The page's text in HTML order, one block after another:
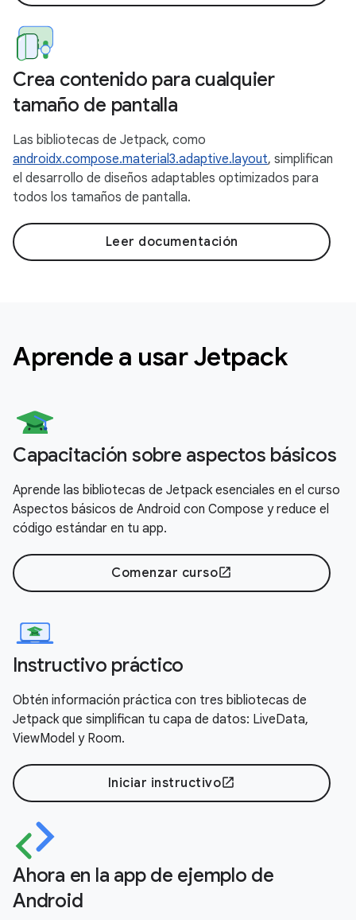
Crea contenido para cualquier
tamaño de pantalla
Las bibliotecas de Jetpack, como
androidx.compose.material3.adaptive.layout, simplifican
el desarrollo de diseños adaptables optimizados para
todos los tamaños de pantalla.
Leer documentación
Aprende a usar Jetpack
Capacitación sobre aspectos básicos
Aprende las bibliotecas de Jetpack esenciales en el curso
Aspectos básicos de Android con Compose y reduce el
código estándar en tu app.
Comenzar cursoopen_in_new
Instructivo práctico
Obtén información práctica con tres bibliotecas de
Jetpack que simplifican tu capa de datos: LiveData,
ViewModel y Room.
Iniciar instructivoopen_in_new
Ahora en la app de ejemplo de
Android